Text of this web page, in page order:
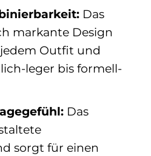
Das
markante Design
Outfit und
leger bis formell-
Das
sorgt für einen